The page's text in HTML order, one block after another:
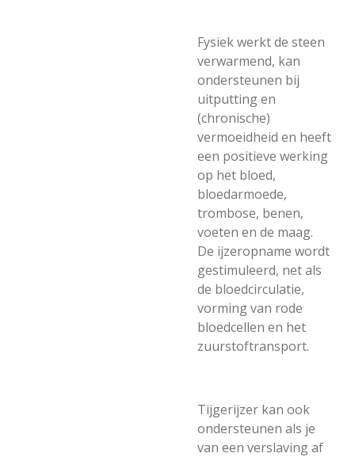
Fysiek werkt de steen
verwarmend, kan
ondersteunen bij
uitputting en
(chronische)
vermoeidheid en heeft
een positieve werking
op het bloed,
bloedarmoede,
trombose, benen,
voeten en de maag.
De ijzeropname wordt
gestimuleerd, net als
de bloedcirculatie,
vorming van rode
bloedcellen en het
zuurstoftransport.
Tijgerijzer kan ook
ondersteunen als je
van een verslaving af